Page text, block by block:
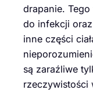
drapanie.
do infekcji
inne części
są zaraźliwe
rzeczywistości